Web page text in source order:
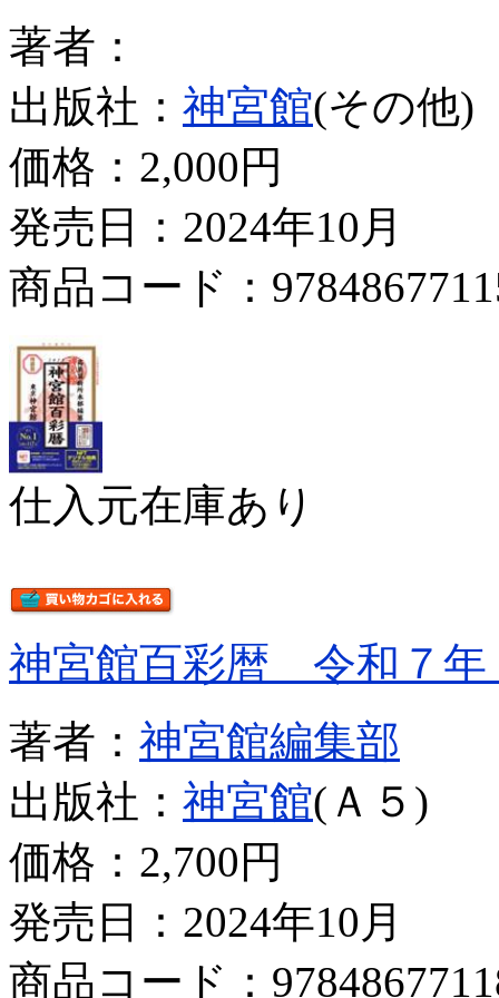
著者：
出版社： 神宮館(その他)
価格： 2,000円
発売日：2024年10月
商品コード：
仕入元在庫あり
神宮館百彩暦 令和７
著者： 神宮館編集部
出版社： 神宮館(Ａ５)
価格： 2,700円
発売日：2024年10月
商品コード：